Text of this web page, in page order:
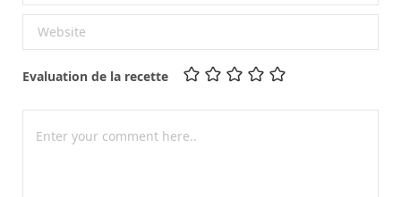
Evaluation de la recette